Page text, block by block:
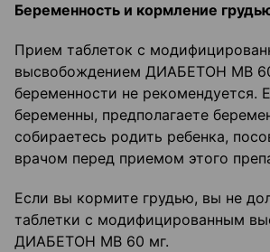
Беременность и кормление
Прием таблеток с
высвобождением ДИАБЕТОН МВ
беременности не рекомендуется.
беременны, предполагаете
собираетесь родить ребенка,
врачом перед приемом этого
Если вы кормите грудью, вы не
таблетки с модифицированным
ДИАБЕТОН МВ 60 мг.